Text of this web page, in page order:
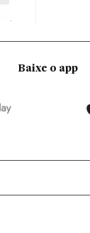
Baixe o app